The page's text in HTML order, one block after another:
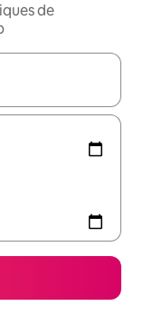
de
flèches vers le